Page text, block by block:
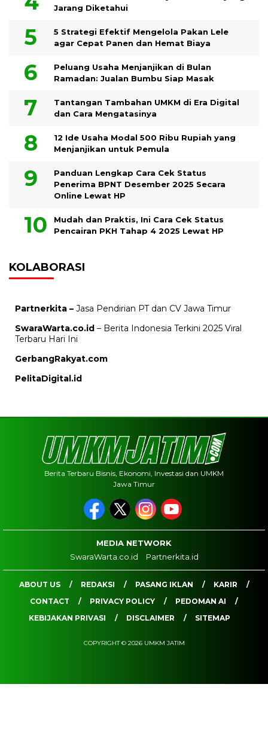
Jarang Diketahui
5 Strategi Efektif Mengelola Pakan Lele
agar Cepat Panen dan Hemat Biaya
Peluang Usaha Menjanjikan di Bulan
Ramadan: Jualan Bumbu Siap Masak
Tantangan Tambahan UMKM di Era Digital
dan Cara Mengatasinya
12 Ide Usaha Modal 500 Ribu Rupiah yang
Menjanjikan untuk Pemula
Panduan Lengkap Cara Cek Status
Penerima BPNT Desember 2025 Secara
Online Lewat HP
Mudah dan Praktis, Ini Cara Cek Status
Pencairan PKH Tahap 4 2025 Lewat HP
KOLABORASI
Partnerkita – Jasa Pendirian PT dan CV Jawa Timur
SwaraWarta.co.id – Berita Indonesia Terkini 2025 Viral
Terbaru Hari Ini
GerbangRakyat.com
PelitaDigital.id
Berita Terbaru Bisnis, Ekonomi, Investasi dan UMKM
Jawa Timur
MEDIA NETWORK
SwaraWarta.co.id
Partnerkita.id
ABOUT US REDAKSI PASANG IKLAN
KARIR
CONTACT
PRIVACY POLICY
PEDOMAN AI
KEBIJAKAN PRIVASI
DISCLAIMER SITEMAP
COPYRIGHT © 2026 UMKM JATIM